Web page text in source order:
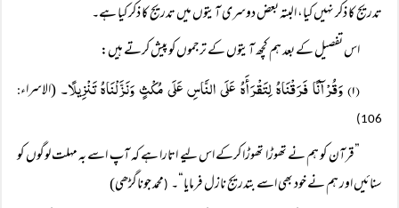
تدریج کا ذکر نہیں کیا، البتہ بعض دوسری آیتوں میں تدریج کا ذکر کیا ہے۔
اس تفصیل کے بعد ہم کچھ آیتوں کے ترجموں کو پیش کرتے ہیں:
(۱) وَقُرْآنًا فَرَقْنَاہُ لِتَقْرَأَہُ عَلَی النَّاسِ عَلَی مُکْثٍ وَنَزَّلْنَاہُ تَنْزِیلًا۔ (الاسراء:
106)
”قرآن کو ہم نے تھوڑا تھوڑا کرکے اس لیے اتارا ہے کہ آپ اسے بہ مہلت لوگوں کو
سنائیں اور ہم نے خود بھی اسے بتدریج نازل فرمایا“۔ (محمد جوناگڑھی)